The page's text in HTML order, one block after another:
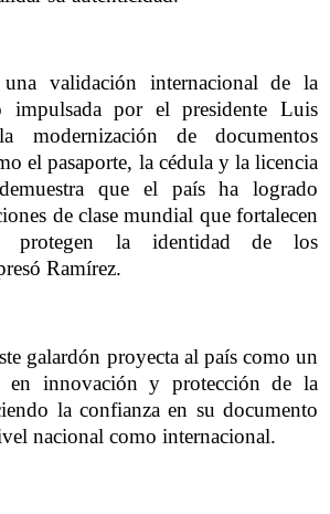
una validación internacional de la
impulsada por el presidente Luis
modernización de documentos
el pasaporte, la cédula y la licencia
que el país ha logrado
de clase mundial que fortalecen
protegen la identidad de los
Ramírez.
galardón proyecta al país como un
en innovación y protección de la
la confianza en su documento
nacional como internacional.